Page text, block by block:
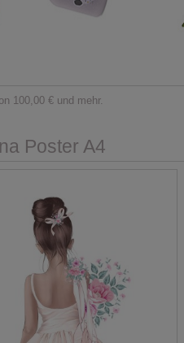
100,00 € und mehr.
Poster A4